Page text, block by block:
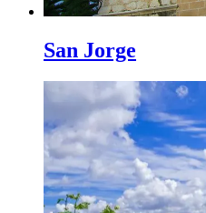
San Jorge